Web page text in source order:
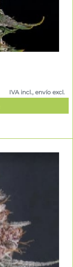
IVA incl., envío excl.